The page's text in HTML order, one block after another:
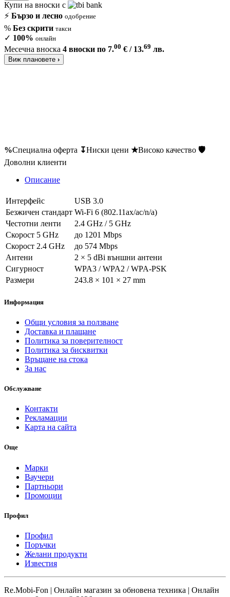
Купи на вноски с
⚡ Бързо и лесно одобрение
% Без скрити такси
✓ 100% онлайн
Месечна вноска 4 вноски по 7.00 € / 13.69 лв.
Виж плановете ›
%Специална оферта ↧Ниски цени ★Високо качество 🛡
Доволни клиенти
Описание
Интерфейс
USB 3.0
Безжичен стандарт Wi-Fi 6 (802.11ax/ac/n/a)
Честотни ленти
2.4 GHz / 5 GHz
Скорост 5 GHz
до 1201 Mbps
Скорост 2.4 GHz
до 574 Mbps
Антени
2 × 5 dBi външни антени
Сигурност
WPA3 / WPA2 / WPA-PSK
Размери
243.8 × 101 × 27 mm
Информация
Общи условия за ползване
Доставка и плащане
Политика за поверителност
Политика за бисквитки
Връщане на стока
За нас
Обслужване
Контакти
Рекламации
Карта на сайта
Още
Марки
Ваучери
Партньори
Промоции
Профил
Профил
Поръчки
Желани продукти
Известия
Re.Mobi-Fon | Онлайн магазин за обновена техника | Онлайн